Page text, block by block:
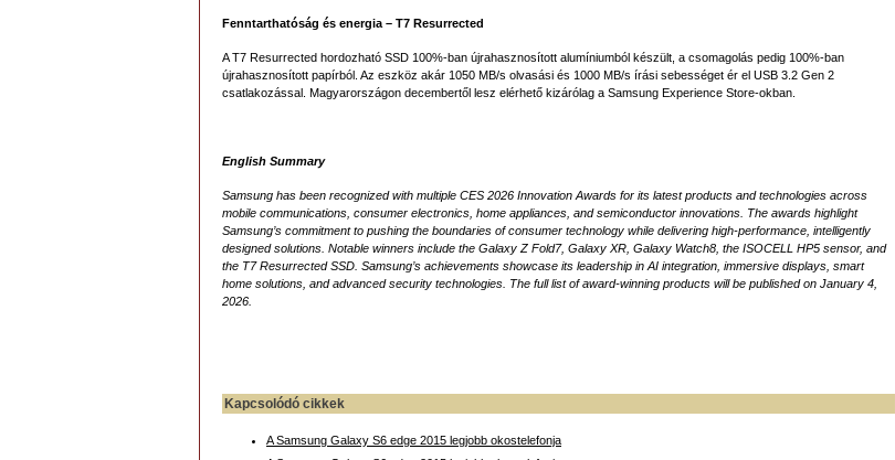
Fenntarthatóság és energia – T7 Resurrected
A T7 Resurrected hordozható SSD 100%-ban újrahasznosított alumíniumból készült, a csomagolás pedig 100%-ban
újrahasznosított papírból. Az eszköz akár 1050 MB/s olvasási és 1000 MB/s írási sebességet ér el USB 3.2 Gen 2
csatlakozással. Magyarországon decembertől lesz elérhető kizárólag a Samsung Experience Store-okban.
English Summary
Samsung has been recognized with multiple CES 2026 Innovation Awards for its latest products and technologies across
mobile communications, consumer electronics, home appliances, and semiconductor innovations. The awards highlight
Samsung’s commitment to pushing the boundaries of consumer technology while delivering high-performance, intelligently
designed solutions. Notable winners include the Galaxy Z Fold7, Galaxy XR, Galaxy Watch8, the ISOCELL HP5 sensor, and
the T7 Resurrected SSD. Samsung’s achievements showcase its leadership in AI integration, immersive displays, smart
home solutions, and advanced security technologies. The full list of award-winning products will be published on January 4,
2026.
Kapcsolódó cikkek
A Samsung Galaxy S6 edge 2015 legjobb okostelefonja